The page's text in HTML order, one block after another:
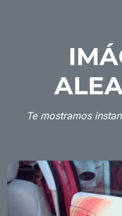
Te mostramos